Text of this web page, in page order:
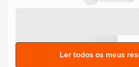
Ler todos os meus